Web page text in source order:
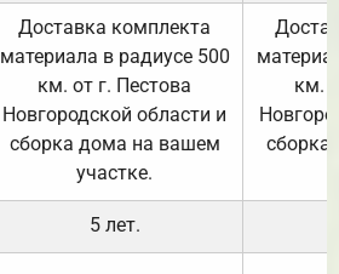
Доставка комплекта
материала в радиусе 500
км. от г. Пестова
Новгородской области и
сборка дома на вашем
участке.
км.
5 лет.